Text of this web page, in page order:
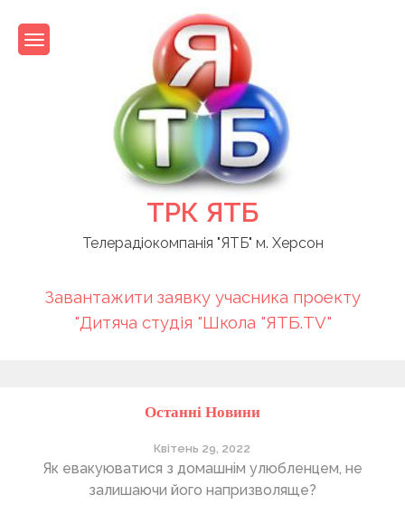
content
ТРК ЯТБ
Телерадіокомпанія "ЯТБ" м. Херсон
Завантажити заявку учасника проекту
"Дитяча студія "Школа "ЯТБ.TV"
Останні Новини
Квітень 29, 2022
Як евакуюватися з домашнім улюбленцем, не
залишаючи його напризволяще?